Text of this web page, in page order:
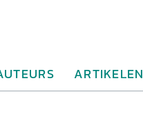
ARTIKELEN